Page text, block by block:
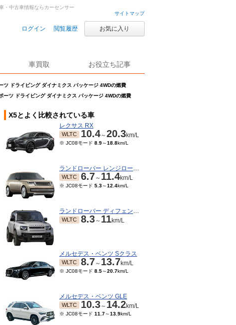
サイトマップ
ログイン 閲覧履歴 お気に入り
車買取 お役立ち記事
ツ ドライビング ダイナミクス パッケージ 4WDの燃費
ーツ ドライビング ダイナミクス パッケージ 4WDの燃費
・中古車情報ならカーセンサー
X5とよく比較されている車
レクサス RX
WLTC 10.4～20.3km/L
※ JC08モード 8.9～18.8km/L
ランドローバー レンジローバー
WLTC 6.7～ 11.4km/L
※ JC08モード 5.3～12.4km/L
ランドローバー ディフェンダー
WLTC 8.3～ 11km/L
メルセデス・ベンツ Sクラス
WLTC 8.7～ 13.7km/L
※ JC08モード 8.5～20.7km/L
メルセデス・ベンツ GLE
WLTC 10.3～ 14.2km/L
※ JC08モード 11.7～13.9km/L